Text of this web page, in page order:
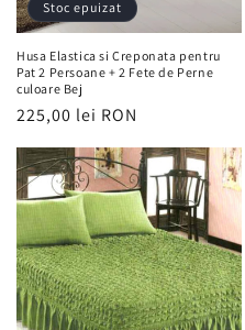
Stoc epuizat
Husa Elastica si Creponata pentru
Pat 2 Persoane + 2 Fete de Perne
culoare Bej
Preț
225,00 lei RON